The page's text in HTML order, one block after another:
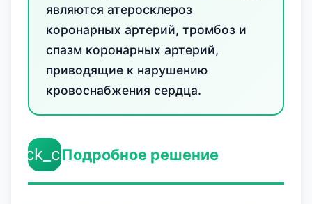
являются атеросклероз
коронарных артерий, тромбоз и
спазм коронарных артерий,
приводящие к нарушению
кровоснабжения сердца.
Подробное решение